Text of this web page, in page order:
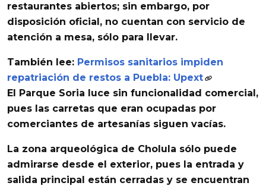
restaurantes abiertos; sin embargo, por
disposición oficial, no cuentan con servicio de
atención a mesa, sólo para llevar.
También lee: Permisos sanitarios impiden
repatriación de restos a Puebla: Upext
El
Parque Soria luce sin funcionalidad comercial ,
pues las carretas que eran ocupadas por
comerciantes de artesanías siguen vacías.
La zona arqueológica de Cholula sólo puede
admirarse desde el exterior, pues la entrada y
salida principal están cerradas y se encuentran